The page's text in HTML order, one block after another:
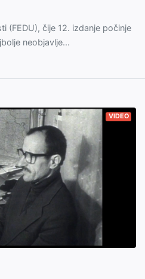
(FEDU), čije 12. izdanje počinje
neobjavlje...
VIDEO